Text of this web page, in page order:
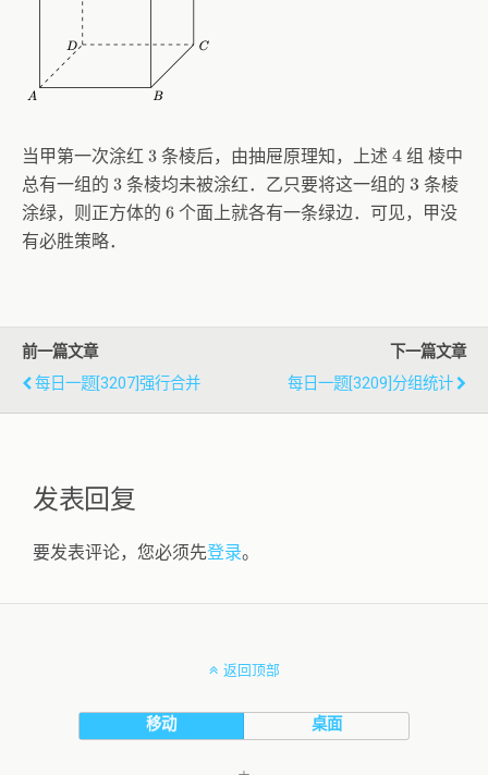
当甲第一次涂红 3 条棱后，由抽屉原理知，上述4组 棱中
总有一组的 3 条棱均未被涂红．乙只要将这一组的3 条棱
涂绿，则正方体的 6 个面上就各有一条绿边．可见，甲没
有必胜策略．
前一篇文章
每日一题[3207]强行合并
下一篇文章
每日一题[3209]分组统计
发表回复
要发表评论，您必须先登录。
返回顶部
移动 桌面